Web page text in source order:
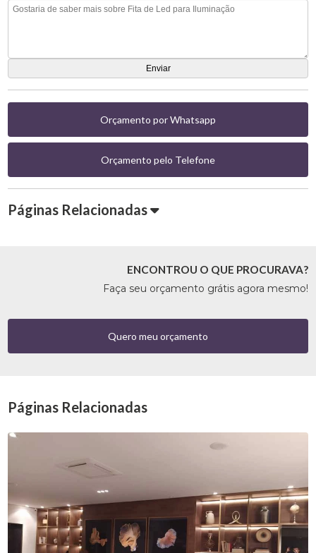
Orçamento por Whatsapp
Orçamento pelo Telefone
Páginas Relacionadas
ENCONTROU O QUE PROCURAVA?
Faça seu orçamento grátis agora mesmo!
Quero meu orçamento
Páginas Relacionadas